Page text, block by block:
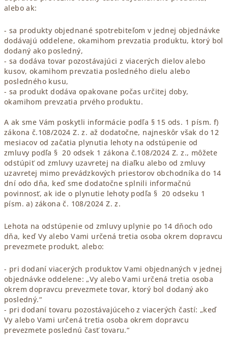
alebo ak:
- sa produkty objednané spotrebiteľom v jednej objednávke
dodávajú oddelene, okamihom prevzatia produktu, ktorý bol
dodaný ako posledný,
- sa dodáva tovar pozostávajúci z viacerých dielov alebo
kusov, okamihom prevzatia posledného dielu alebo
posledného kusu,
- sa produkt dodáva opakovane počas určitej doby,
okamihom prevzatia prvého produktu.
A ak sme Vám poskytli informácie podľa § 15 ods. 1 písm. f)
zákona č.108/2024 Z. z. až dodatočne, najneskôr však do 12
mesiacov od začatia plynutia lehoty na odstúpenie od
zmluvy podľa § 20 odsek 1 zákona č.108/2024 Z. z., môžete
odstúpiť od zmluvy uzavretej na diaľku alebo od zmluvy
uzavretej mimo prevádzkových priestorov obchodníka do 14
dní odo dňa, keď sme dodatočne splnili informačnú
povinnosť, ak ide o plynutie lehoty podľa § 20 odseku 1
písm. a) zákona č. 108/2024 Z. z.
Lehota na odstúpenie od zmluvy uplynie po 14 dňoch odo
dňa, keď Vy alebo Vami určená tretia osoba okrem dopravcu
prevezmete produkt, alebo:
- pri dodaní viacerých produktov Vami objednaných v jednej
objednávke oddelene: „Vy alebo Vami určená tretia osoba
okrem dopravcu prevezmete tovar, ktorý bol dodaný ako
posledný.“
- pri dodaní tovaru pozostávajúceho z viacerých častí: „keď
Vy alebo Vami určená tretia osoba okrem dopravcu
prevezmete poslednú časť tovaru.“